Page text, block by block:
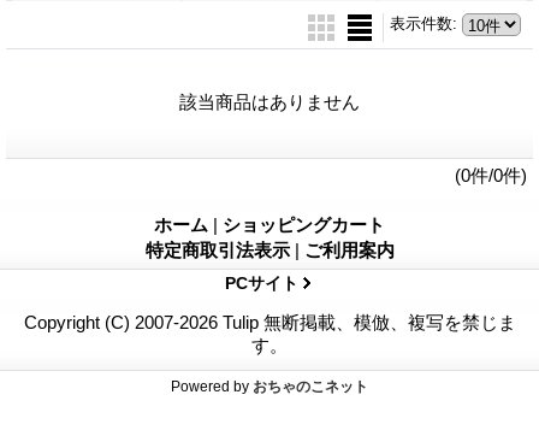
表示件数:
該当商品はありません
(0件/0件)
ホーム | ショッピングカート
特定商取引法表示 | ご利用案内
PCサイト
Copyright (C) 2007-2026 Tulip 無断掲載、模倣、複写を禁じま
す。
Powered by おちゃのこネット